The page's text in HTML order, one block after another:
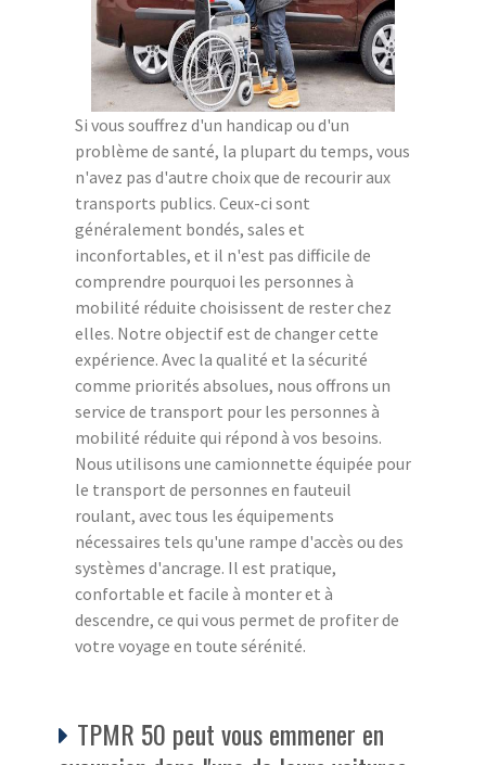
Si vous souffrez d'un handicap ou d'un
problème de santé, la plupart du temps, vous
n'avez pas d'autre choix que de recourir aux
transports publics. Ceux-ci sont
généralement bondés, sales et
inconfortables, et il n'est pas difficile de
comprendre pourquoi les personnes à
mobilité réduite choisissent de rester chez
elles. Notre objectif est de changer cette
expérience. Avec la qualité et la sécurité
comme priorités absolues, nous offrons un
service de transport pour les personnes à
mobilité réduite qui répond à vos besoins.
Nous utilisons une camionnette équipée pour
le transport de personnes en fauteuil
roulant, avec tous les équipements
nécessaires tels qu'une rampe d'accès ou des
systèmes d'ancrage. Il est pratique,
confortable et facile à monter et à
descendre, ce qui vous permet de profiter de
votre voyage en toute sérénité.
TPMR 50 peut vous emmener en